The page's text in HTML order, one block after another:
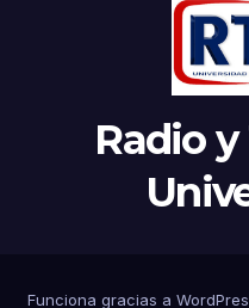
Radio
Funciona gracias a